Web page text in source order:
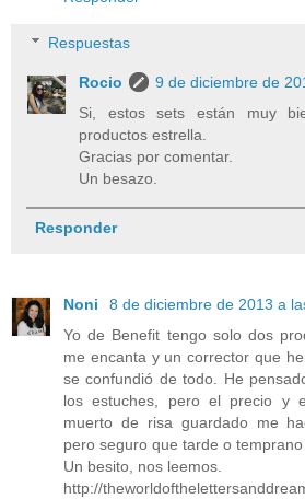
Respuestas
Rocio
9 de diciembre de
Si, estos sets están muy
productos estrella.
Gracias por comentar.
Un besazo.
Responder
Noni
8 de diciembre de 2013 a
Yo de Benefit tengo solo dos
me encanta y un corrector que
se confundió de todo. He
los estuches, pero el precio y
muerto de risa guardado me
pero seguro que tarde o
Un besito, nos leemos.
http://